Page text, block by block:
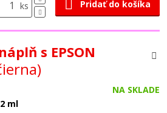
ks Pridať do košíka
s EPSON
NA SKLADE
ml